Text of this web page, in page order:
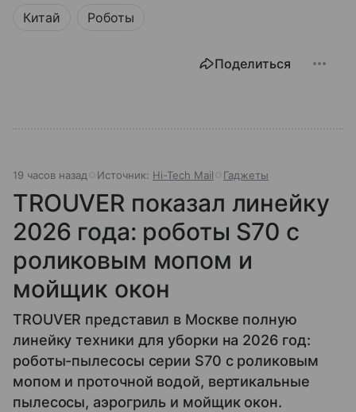
Китай Роботы
Поделиться
19 часов назад Источник: Hi-Tech Mail Гаджеты
TROUVER показал линейку
2026 года: роботы S70 с
роликовым мопом и
мойщик окон
TROUVER представил в Москве полную
линейку техники для уборки на 2026 год:
роботы-пылесосы серии S70 с роликовым
мопом и проточной водой, вертикальные
пылесосы, аэрогриль и мойщик окон.